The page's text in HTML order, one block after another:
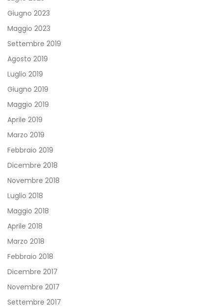
Giugno 2023
Maggio 2023
Settembre 2019
Agosto 2019
Luglio 2019
Giugno 2019
Maggio 2019
Aprile 2019
Marzo 2019
Febbraio 2019
Dicembre 2018
Novembre 2018
Luglio 2018
Maggio 2018
Aprile 2018
Marzo 2018
Febbraio 2018
Dicembre 2017
Novembre 2017
Settembre 2017